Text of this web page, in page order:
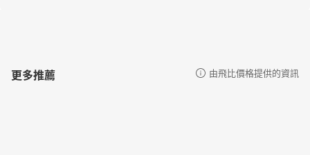
更多推薦 由飛比價格提供的資訊